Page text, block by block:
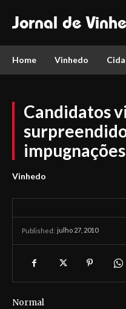
Jornal de
Home Vinhedo
Candidatos
impugnações
Vinhedo
Published: julho 27, 2010
Normal